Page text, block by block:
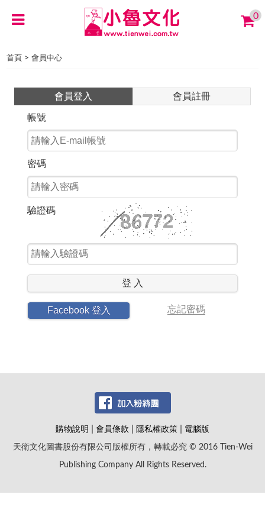
0
首頁 >會員中心
會員登入 會員註冊
帳號
密碼
驗證碼
登 入
Facebook 登入 忘記密碼
購物說明 會員條款 隱私權政策
電腦版
天衛文化圖書股份有限公司版權所有，轉載必究 © 2016 Tien-Wei
Publishing Company All Rights Reserved.